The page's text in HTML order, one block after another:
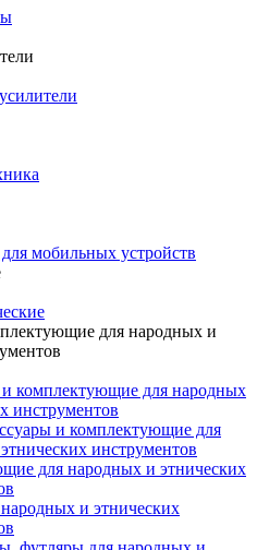
мобильных устройств
для народных и
и комплектующие для народных
инструментов
и комплектующие для
инструментов
для народных и этнических
и этнических